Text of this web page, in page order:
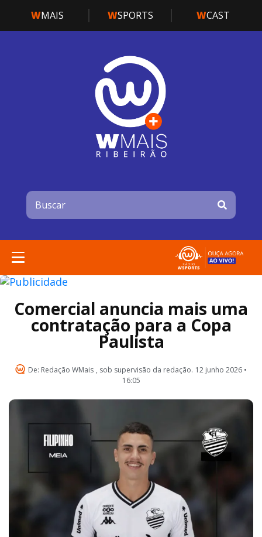
WMAIS WSPORTS WCAST
Comercial anuncia mais uma
contratação para a Copa
Paulista
De: Redação WMais , sob supervisão da redação. 12 junho 2026 •
16:05